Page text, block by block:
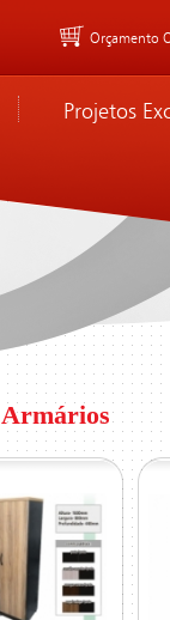
Orçamento
Projetos
Armários